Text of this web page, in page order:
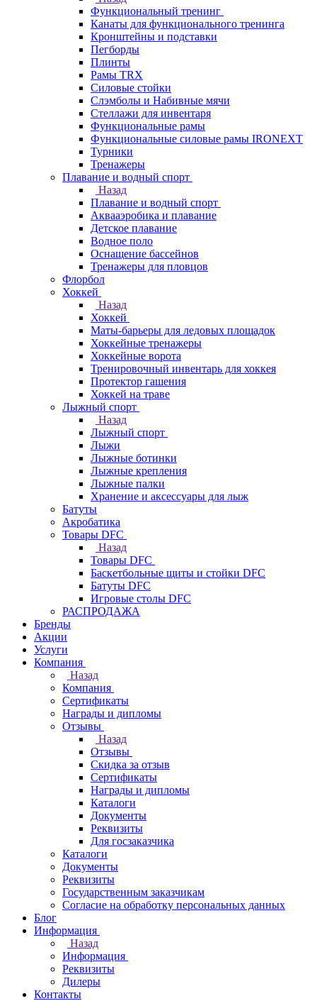
Функциональный тренинг
Канаты для функционального тренинга
Кронштейны и подставки
Пегборды
Плинты
Рамы TRX
Силовые стойки
Слэмболы и Набивные мячи
Стеллажи для инвентаря
Функциональные рамы
Функциональные силовые рамы IRONEXT
Турники
Тренажеры
Плавание и водный спорт
Назад
Плавание и водный спорт
Аквааэробика и плавание
Детское плавание
Водное поло
Оснащение бассейнов
Тренажеры для пловцов
Флорбол
Хоккей
Назад
Хоккей
Маты-барьеры для ледовых площадок
Хоккейные тренажеры
Хоккейные ворота
Тренировочный инвентарь для хоккея
Протектор гашения
Хоккей на траве
Лыжный спорт
Назад
Лыжный спорт
Лыжи
Лыжные ботинки
Лыжные крепления
Лыжные палки
Хранение и аксессуары для лыж
Батуты
Акробатика
Товары DFC
Назад
Товары DFC
Баскетбольные щиты и стойки DFC
Батуты DFC
Игровые столы DFC
РАСПРОДАЖА
Бренды
Акции
Услуги
Компания
Назад
Компания
Сертификаты
Награды и дипломы
Отзывы
Назад
Отзывы
Скидка за отзыв
Сертификаты
Награды и дипломы
Каталоги
Документы
Реквизиты
Для госзаказчика
Каталоги
Документы
Реквизиты
Государственным заказчикам
Согласие на обработку персональных данных
Блог
Информация
Назад
Информация
Реквизиты
Дилеры
Контакты